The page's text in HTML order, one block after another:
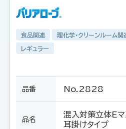
食品関連 理化学・クリーンルーム関
レギュラー
品番 No.2828
品名
混入対策立体E
耳掛けタイプ